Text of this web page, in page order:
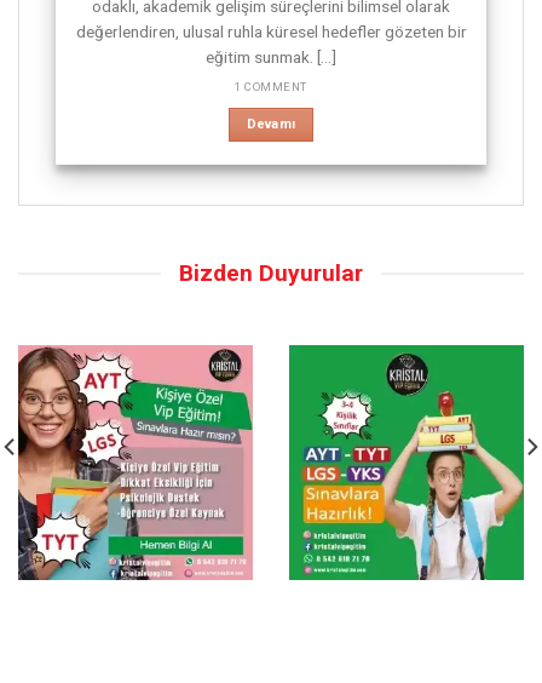
odaklı, akademik gelişim süreçlerini bilimsel olarak
değerlendiren, ulusal ruhla küresel hedefler gözeten bir
eğitim sunmak. [...]
1 COMMENT
Devamı
Bizden Duyurular